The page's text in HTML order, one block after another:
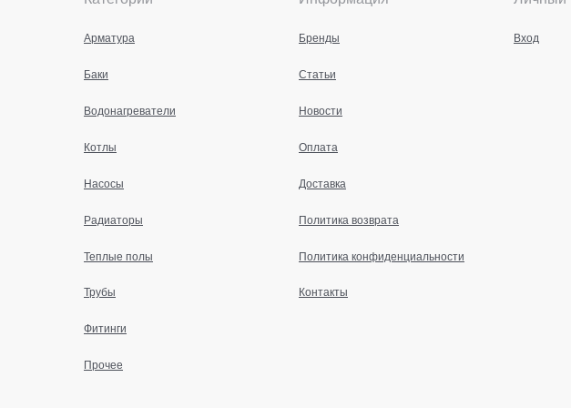
Арматура
Баки
Водонагреватели
Котлы
Насосы
Радиаторы
Теплые полы
Трубы
Фитинги
Прочее
Бренды
Статьи
Новости
Оплата
Доставка
Политика возврата
Политика конфиденциальности
Контакты
Вход